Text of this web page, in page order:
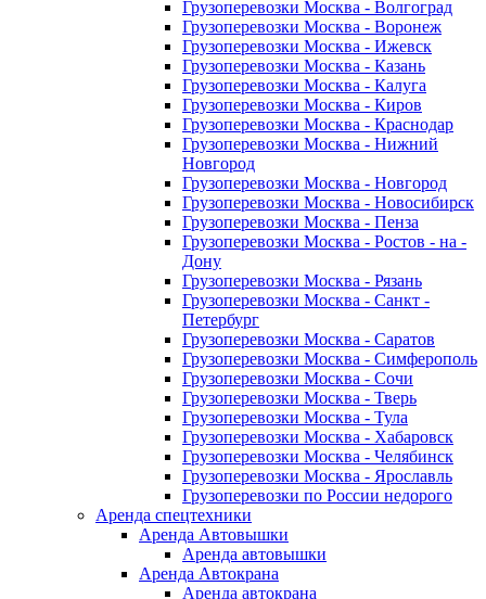
Грузоперевозки Москва - Волгоград
Грузоперевозки Москва - Воронеж
Грузоперевозки Москва - Ижевск
Грузоперевозки Москва - Казань
Грузоперевозки Москва - Калуга
Грузоперевозки Москва - Киров
Грузоперевозки Москва - Краснодар
Грузоперевозки Москва - Нижний
Новгород
Грузоперевозки Москва - Новгород
Грузоперевозки Москва - Новосибирск
Грузоперевозки Москва - Пенза
Грузоперевозки Москва - Ростов - на -
Дону
Грузоперевозки Москва - Рязань
Грузоперевозки Москва - Санкт -
Петербург
Грузоперевозки Москва - Саратов
Грузоперевозки Москва - Симферополь
Грузоперевозки Москва - Сочи
Грузоперевозки Москва - Тверь
Грузоперевозки Москва - Тула
Грузоперевозки Москва - Хабаровск
Грузоперевозки Москва - Челябинск
Грузоперевозки Москва - Ярославль
Грузоперевозки по России недорого
Аренда спецтехники
Аренда Автовышки
Аренда автовышки
Аренда Автокрана
Аренда автокрана